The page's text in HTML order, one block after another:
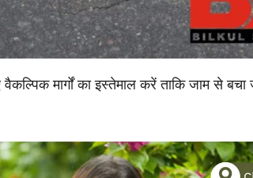
मार्गों का इस्तेमाल करें ताकि जाम से